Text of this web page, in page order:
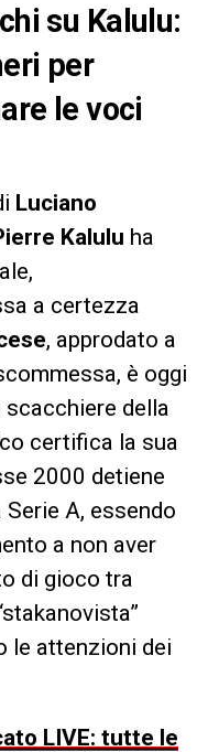
su Kalulu:
per
le voci
Luciano
Kalulu ha
a certezza
, approdato a
è oggi
della
certifica la sua
2000 detiene
A, essendo
a non aver
di gioco tra
le attenzioni dei
LIVE: tutte le